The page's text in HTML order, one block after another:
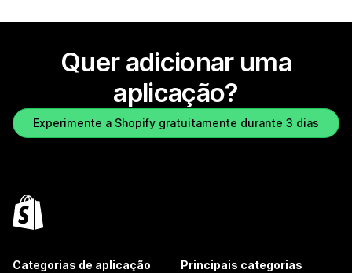
Quer adicionar uma
aplicação?
Experimente a Shopify gratuitamente durante 3 dias
Categorias de aplicação Principais categorias